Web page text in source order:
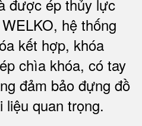
được ép thủy lực
, hệ thống
kết hợp, khóa
chìa khóa, có tay
đảm bảo đựng đồ
liệu quan trọng.